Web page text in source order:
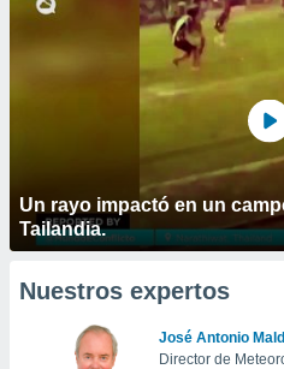
Un rayo impactó en un
Tailandia.
Nuestros expertos
José Antonio
Director de